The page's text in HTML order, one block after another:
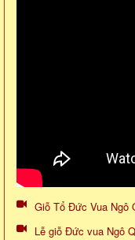
Giỗ Tổ Đức Vua Ngô
Lễ giỗ Đức vua Ngô